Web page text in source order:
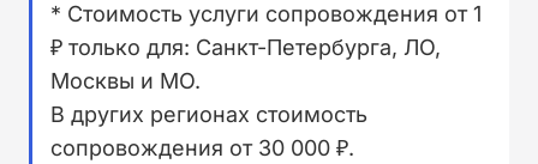
* Стоимость услуги сопровождения от 1
₽ только для: Санкт-Петербурга, ЛО,
Москвы и МО.
В других регионах стоимость
сопровождения от 30 000 ₽.